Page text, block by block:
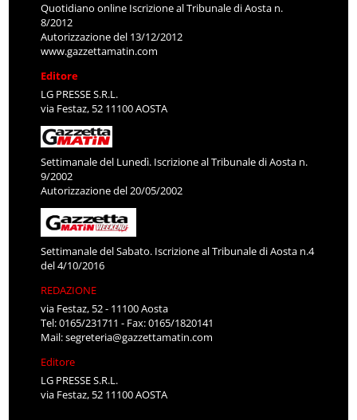
Quotidiano online Iscrizione al Tribunale di Aosta n.
8/2012
Autorizzazione del 13/12/2012
www.gazzettamatin.com
Editore
LG PRESSE S.R.L.
via Festaz, 52 11100 AOSTA
Settimanale del Lunedì. Iscrizione al Tribunale di Aosta n.
9/2002
Autorizzazione del 20/05/2002
Settimanale del Sabato. Iscrizione al Tribunale di Aosta n.4
del 4/10/2016
REDAZIONE
via Festaz, 52 - 11100 Aosta
Tel: 0165/231711 - Fax: 0165/1820141
Mail:segreteria@gazzettamatin.com
Editore
LG PRESSE S.R.L.
via Festaz, 52 11100 AOSTA